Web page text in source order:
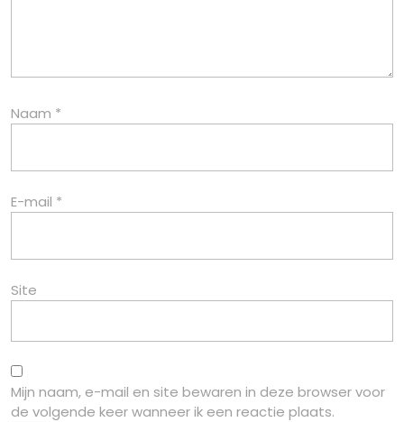
Naam *
E-mail *
Site
Mijn naam, e-mail en site bewaren in deze browser voor
de volgende keer wanneer ik een reactie plaats.